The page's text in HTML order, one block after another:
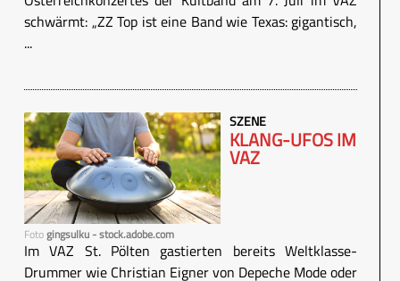
schwärmt: „ZZ Top ist eine Band wie Texas: gigantisch,
...
Fotogingsulku - stock.adobe.com
SZENE
KLANG-UFOS IM
VAZ
Im VAZ St. Pölten gastierten bereits Weltklasse-
Drummer wie Christian Eigner von Depeche Mode oder